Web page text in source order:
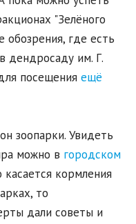
"Зелёного
обозрения, где есть
дендросаду им. Г.
посещения ещё
зоопарки. Увидеть
можно в городском
касается кормления
то
дали советы и